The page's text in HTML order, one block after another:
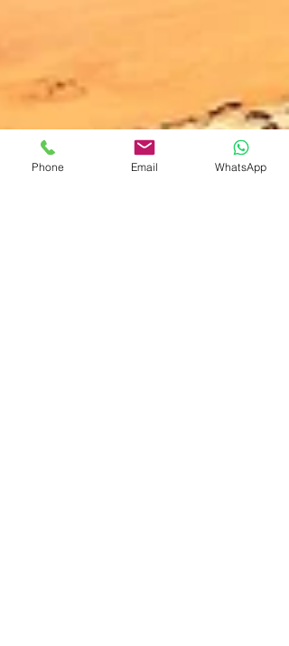
Phone Email WhatsApp